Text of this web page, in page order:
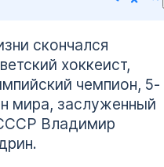
скончался
хоккеист,
чемпион, 5-
мира, заслуженный
Владимир